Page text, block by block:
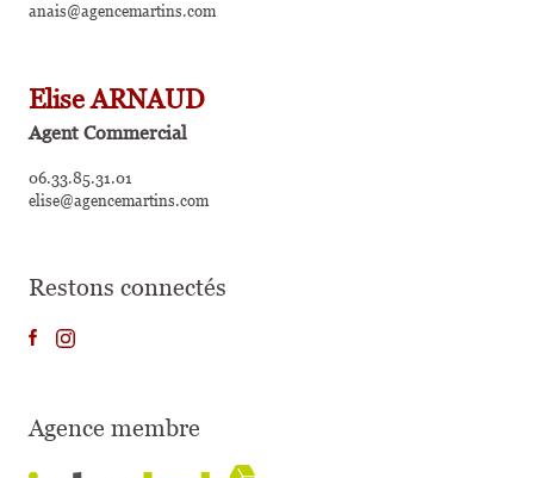
anais@agencemartins.com
Elise ARNAUD
Agent Commercial
06.33.85.31.01
elise@agencemartins.com
Restons connectés
Agence membre